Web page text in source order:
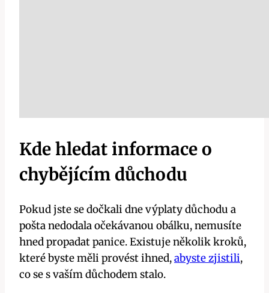
Kde hledat informace ⁤o
chybějícím důchodu
Pokud jste se dočkali dne výplaty důchodu a
pošta ⁣nedodala očekávanou obálku, nemusíte
hned propadat‍ panice. Existuje několik kroků,
které byste měli provést ihned,abyste zjistili,
co se s vaším důchodem stalo.